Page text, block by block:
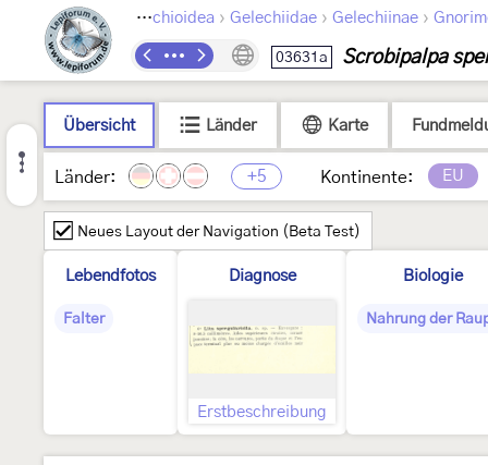
Lepidoptera› Gelechioidea › Gelechiidae › Gelechiinae ›
03631a Scrobipalpa
Übersicht Länder Karte
Länder: +5 Kontinente: EU
Neues Layout der Navigation (Beta Test)
Lebendfotos
Falter
Diagnose
Erstbeschreibung
Biologie
Nahrung der